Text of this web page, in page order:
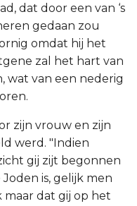
dat door een van ‘s
gedaan zou
omdat hij het
zal het hart van
wat van een nederig
zijn vrouw en zijn
werd. "Indien
gij zijt begonnen
is, gelijk men
maar dat gij op het